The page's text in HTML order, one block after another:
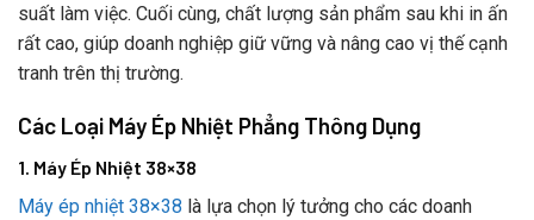
suất làm việc. Cuối cùng, chất lượng sản phẩm sau khi in ấn
rất cao, giúp doanh nghiệp giữ vững và nâng cao vị thế cạnh
tranh trên thị trường.
Các Loại Máy Ép Nhiệt Phẳng Thông Dụng
1. Máy Ép Nhiệt 38×38
Máy ép nhiệt 38×38 là lựa chọn lý tưởng cho các doanh